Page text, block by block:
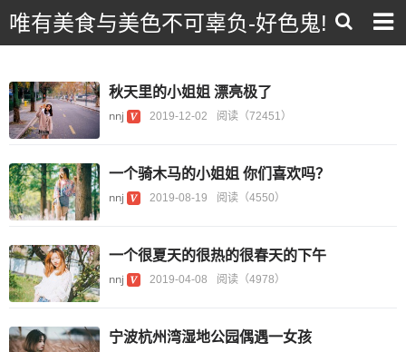
唯有美食与美色不可辜负-好色鬼!
秋天里的小姐姐 漂亮极了
nnj 2019-12-02 阅读（72451）
一个骑木马的小姐姐 你们喜欢吗？
nnj 2019-08-19 阅读（4550）
一个很夏天的很热的很春天的下午
nnj 2019-04-08 阅读（4978）
宁波杭州湾湿地公园偶遇一女孩